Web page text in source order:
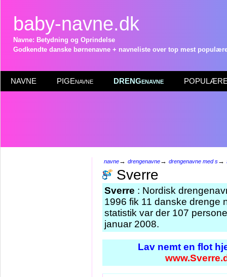
baby-navne.dk
Navne: Betydning og Oprindelse
Godkendte danske børnenavne + navneliste over top mest
NAVNE PIGEnavne DRENGenavne POPULÆRE
navne→ drengenavne→ drengenavne med s→
Sverre
Sverre : Nordisk
1996 fik 11 danske drenge
statistik var der 107
januar 2008.
Lav nemt en flot